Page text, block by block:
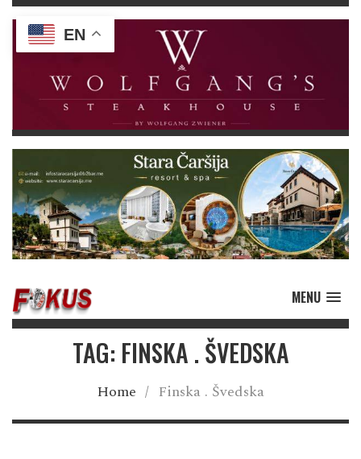
MENU
TAG: FINSKA . ŠVEDSKA
Home / Finska . Švedska
EN